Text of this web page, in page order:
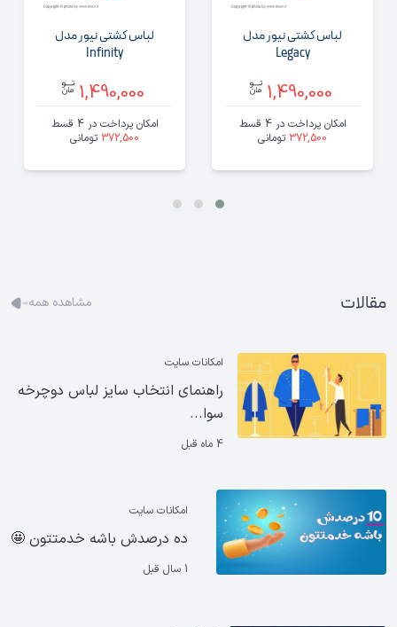
لباس کشتی نیور مدل
Legacy
1,490,000
امکان پرداخت در 4 قسط
372,500 تومانی
لباس کشتی نیور مدل
Infinity
1,490,000
امکان پرداخت در 4 قسط
372,500 تومانی
مقالات مشاهده همه
امکانات سایت
راهنمای انتخاب سایز لباس دوچرخه
سوا...
4 ماه قبل
امکانات سایت
ده درصدش باشه خدمتتون ‌🤩
1 سال قبل